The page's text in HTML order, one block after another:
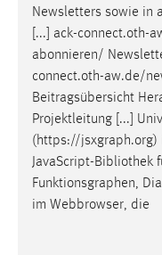
Newsletters sowie in
[...] ack-connect.oth-
abonnieren/
connect.oth-aw.de/
Beitragsübersicht
Projektleitung [...]
(https://jsxgraph.org)
JavaScript-Bibliothek
Funktionsgraphen,
im Webbrowser, die
Conversion-Tracking
Cookie Laufzeit:
3 Monate
Facebook Pixel
Name:
_fbp
Anbieter: